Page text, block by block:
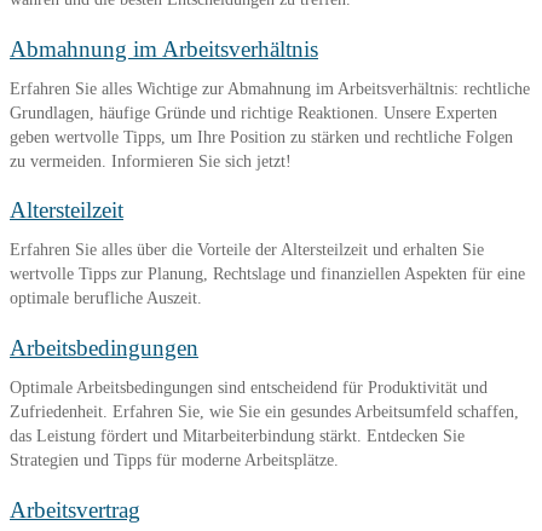
Abmahnung im Arbeitsverhältnis
Erfahren Sie alles Wichtige zur Abmahnung im Arbeitsverhältnis: rechtliche
Grundlagen, häufige Gründe und richtige Reaktionen. Unsere Experten
geben wertvolle Tipps, um Ihre Position zu stärken und rechtliche Folgen
zu vermeiden. Informieren Sie sich jetzt!
Altersteilzeit
Erfahren Sie alles über die Vorteile der Altersteilzeit und erhalten Sie
wertvolle Tipps zur Planung, Rechtslage und finanziellen Aspekten für eine
optimale berufliche Auszeit.
Arbeitsbedingungen
Optimale Arbeitsbedingungen sind entscheidend für Produktivität und
Zufriedenheit. Erfahren Sie, wie Sie ein gesundes Arbeitsumfeld schaffen,
das Leistung fördert und Mitarbeiterbindung stärkt. Entdecken Sie
Strategien und Tipps für moderne Arbeitsplätze.
Arbeitsvertrag